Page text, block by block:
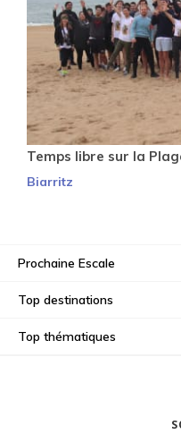
Temps libre sur la
Biarritz
Prochaine Escale
Top destinations
Top thématiques